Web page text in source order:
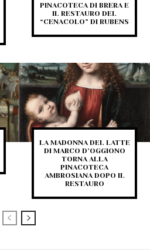
PINACOTECA DI BRERA E
IL RESTAURO DEL
“CENACOLO” DI RUBENS
LA MADONNA DEL LATTE
DI MARCO D’OGGIONO
TORNA ALLA
PINACOTECA
AMBROSIANA DOPO IL
RESTAURO